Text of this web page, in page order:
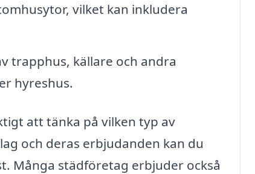
vilket kan inkludera
trapphus, källare och andra
hyreshus.
att tänka på vilken typ av
och deras erbjudanden kan du
Många städföretag erbjuder också